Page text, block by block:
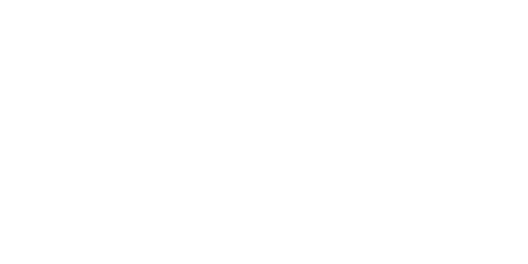
azionarie proprie, dei
i compensi cui da diritto
pecuniaria da 500 a
e il relativo
o organismo interessato.
22, comma 2, da' luogo
a carico del responsabile
societari che non
dal percepimento.
amministrativa competente